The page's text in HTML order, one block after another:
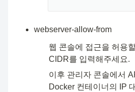
webserver-allow-from
웹 콘솔에 접근을 허용
CIDR를 입력해주세요.
이후 관리자 콘솔에서
Docker 컨테이너의 IP